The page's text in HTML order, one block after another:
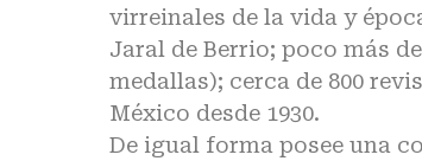
virreinales de la vida y
Jaral de Berrio; poco más
medallas); cerca de 800
México desde 1930.
De igual forma posee una